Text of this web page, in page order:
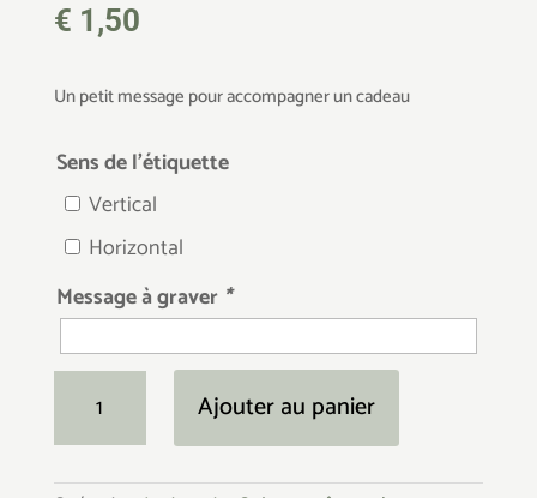
€ 1,50
Un petit message pour accompagner un cadeau
Sens de l’étiquette
Vertical
Horizontal
Message à graver *
Etiquette
cadeau
Ajouter au panier